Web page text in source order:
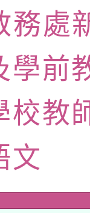
學軟體
函釋公
請許可
署委託
理「
節水達
星期六
系列
藝術
第2次
(無人
動站研
務處
學前
校教
文